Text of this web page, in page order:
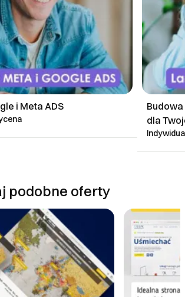
i Meta ADS
dla
podobne oferty